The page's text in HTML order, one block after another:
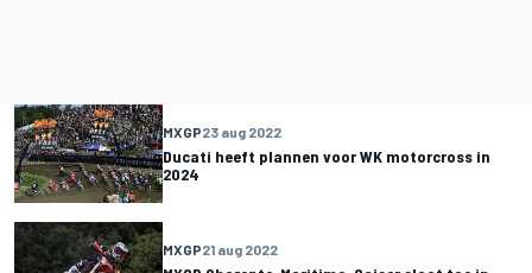
MXGP23 aug 2022
Ducati heeft plannen voor WK motorcross in
2024
MXGP21 aug 2022